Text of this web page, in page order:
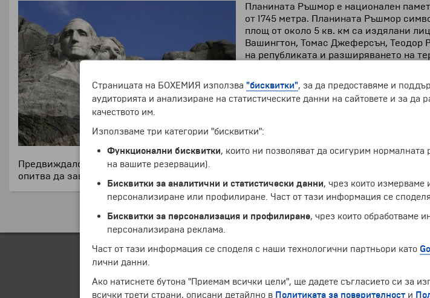
Планината Ръшмор е национален
от 1745 метра. Планината Ръшмор
площ от около 5 кв. км са издялани
Вашингтон, Томас Джеферсън, Теодор
на републиката и разширяването на
който заедно с 400 работници
завършен на 4 юли 1934 г. Две години
Джеферсън. По случай 150-тата
17 септември 1937 г. Официално
Ръшмор се състои от гранит. Близо
Детайлите по лицата на
на труд на работниците, които се
строителни и скулптурни дейности
Предвиждало се президентите да се изваят от главата до кръста в скалите, но
опитва да завърши делото на баща си, но финансирането на проекта е спряно,
ЧЛЕН НА
Страницата на БОХЕМИЯ използва "бисквитки", за да предоставяме и
аудиторията и анализиране на статистическите данни на сайтовете и за да
качеството им.
Използваме три категории "бисквитки":
Функционални бисквитки, които ни позволяват да осигурим
на вашите резервации).
Бисквитки за аналитични и статистически данни, чрез които измерваме
персонализиране или профилиране. Част от тази информация се
Бисквитки за персонализация и профилиране, чрез които обработваме
персонализирана реклама.
Част от тази информация се споделя с наши технологични партньори като
лични данни.
Ако натиснете бутона "Приемам всички цели", ще дадете съгласието си за
всички трети страни, описани детайлно в Политиката за поверителност и